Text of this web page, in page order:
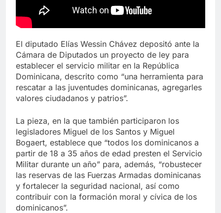
El diputado Elías Wessin Chávez depositó ante la
Cámara de Diputados un proyecto de ley para
establecer el servicio militar en la República
Dominicana, descrito como “una herramienta para
rescatar a las juventudes dominicanas, agregarles
valores ciudadanos y patrios”.
La pieza, en la que también participaron los
legisladores Miguel de los Santos y Miguel
Bogaert, establece que “todos los dominicanos a
partir de 18 a 35 años de edad presten el Servicio
Militar durante un año” para, además, “robustecer
las reservas de las Fuerzas Armadas dominicanas
y fortalecer la seguridad nacional, así como
contribuir con la formación moral y cívica de los
dominicanos”.